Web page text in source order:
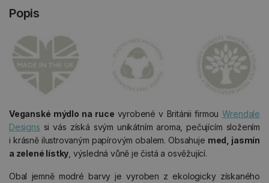
Popis
Veganské mýdlo na ruce vyrobené v Británii firmou Wrendale
Designs si vás získá svým unikátním aroma, pečujícím složením
i krásně ilustrovaným papírovým obalem. Obsahuje med, jasmín
a zelené lístky , výsledná vůně je čistá a osvěžující.
Obal jemně modré barvy je vyroben z ekologicky získaného